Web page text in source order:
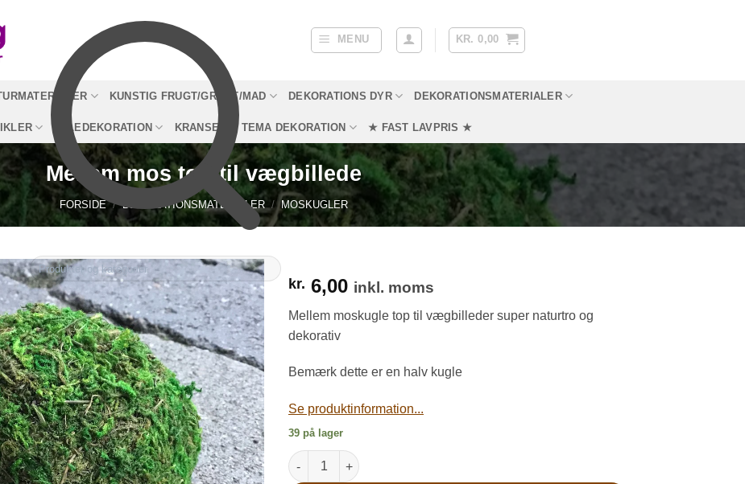
MENU KR. 0,00
KUNSTIG FRUGT/GRØNT/MAD DEKORATIONS DYR DEKORATIONSMATERIALER
JULEDEKORATION KRANSE TEMA DEKORATION ★ FAST LAVPRIS ★
Mellem mos top til vægbillede
FORSIDE / DEKORATIONSMATERIALER / MOSKUGLER
kr. 6,00 inkl. moms
Mellem moskugle top til vægbilleder super naturtro og
dekorativ
Bemærk dette er en halv kugle
Se produktinformation...
39 på lager
Mellem mos top til vægbillede antal